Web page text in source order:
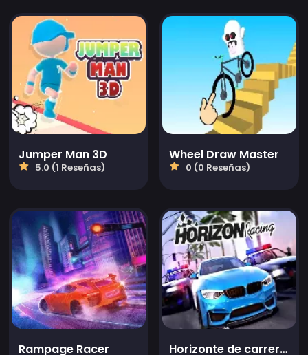
Jumper Man 3D
5.0 (1 Reseñas)
Wheel Draw Master
0 (0 Reseñas)
Rampage Racer Horizonte de carreras